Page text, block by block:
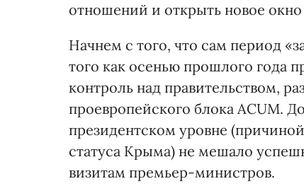
отношений и открыть новое
Начнем с того, что сам период
того как осенью прошлого года
контроль над правительством,
проевропейского блока ACUM.
президентском уровне
статуса Крыма) не мешало
визитам премьер-министров.